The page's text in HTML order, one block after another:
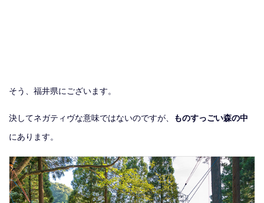
そう、福井県にございます。
決してネガティヴな意味ではないのですが、
ものすっごい森の中
にあります。